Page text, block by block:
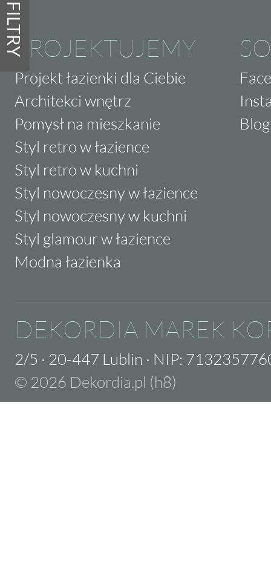
FILTRYPROJEKTUJEMY
Projekt łazienki dla Ciebie
Architekci wnętrz
Pomysł na mieszkanie
Styl retro w łazience
Styl retro w kuchni
Styl nowoczesny w łazience
Styl nowoczesny w kuchni
Styl glamour w łazience
Modna łazienka
Blog
DEKORDIA MAREK
2/5 · 20-447 Lublin · NIP:
© 2026 Dekordia.pl (h8)